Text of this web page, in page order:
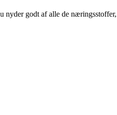
nyder godt af alle de næringsstoffer,